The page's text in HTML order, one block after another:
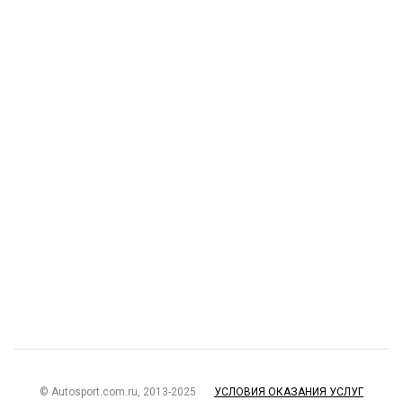
© Autosport.com.ru, 2013-2025 УСЛОВИЯ ОКАЗАНИЯ УСЛУГ